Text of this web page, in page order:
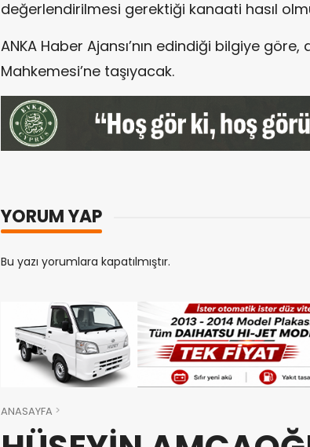
değerlendirilmesi gerektiği kanaati hasıl
ANKA Haber Ajansı’nın edindiği bilgiye
Mahkemesi’ne taşıyacak.
YORUM YAP
Bu yazı yorumlara kapatılmıştır.
ANASAYFA